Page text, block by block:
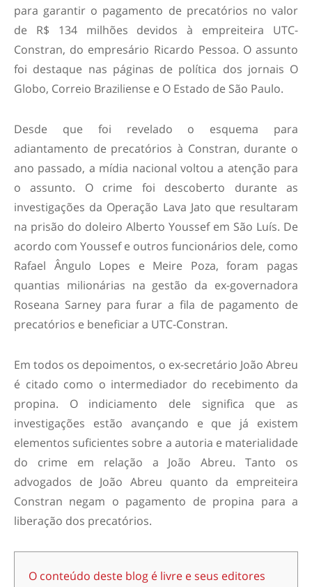
para garantir o pagamento de precatórios no valor
de R$ 134 milhões devidos à empreiteira UTC-
Constran, do empresário Ricardo Pessoa. O assunto
foi destaque nas páginas de política dos jornais O
Globo, Correio Braziliense e O Estado de São Paulo.
Desde que foi revelado o esquema para
adiantamento de precatórios à Constran, durante o
ano passado, a mídia nacional voltou a atenção para
o assunto. O crime foi descoberto durante as
investigações da Operação Lava Jato que resultaram
na prisão do doleiro Alberto Youssef em São Luís. De
acordo com Youssef e outros funcionários dele, como
Rafael Ângulo Lopes e Meire Poza, foram pagas
quantias milionárias na gestão da ex-governadora
Roseana Sarney para furar a fila de pagamento de
precatórios e beneficiar a UTC-Constran.
Em todos os depoimentos, o ex-secretário João Abreu
é citado como o intermediador do recebimento da
propina. O indiciamento dele significa que as
investigações estão avançando e que já existem
elementos suficientes sobre a autoria e materialidade
do crime em relação a João Abreu. Tanto os
advogados de João Abreu quanto da empreiteira
Constran negam o pagamento de propina para a
liberação dos precatórios.
O conteúdo deste blog é livre e seus editores